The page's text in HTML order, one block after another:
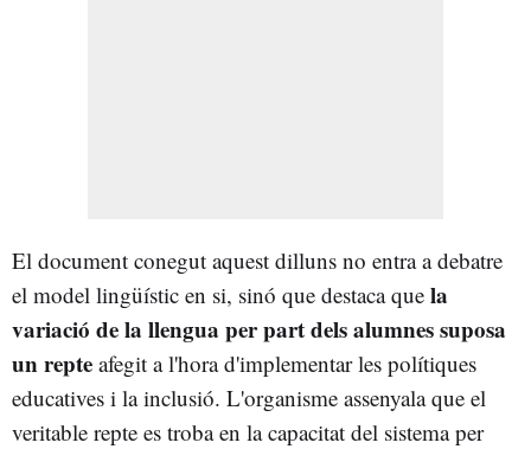
El document conegut aquest dilluns no entra a debatre
el model lingüístic en si, sinó que destaca que la
variació de la llengua per part dels alumnes suposa
un repte afegit a l'hora d'implementar les polítiques
educatives i la inclusió. L'organisme assenyala que el
veritable repte es troba en la capacitat del sistema per